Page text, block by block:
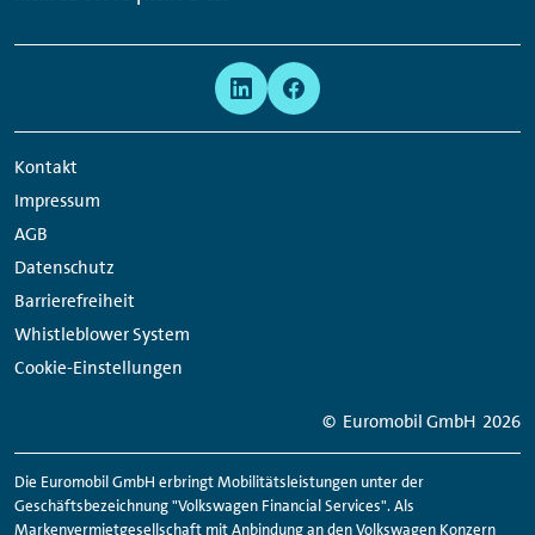
Kontakt
Impressum
AGB
Datenschutz
Barrierefreiheit
Whistleblower System
Cookie-Einstellungen
Network
Links
© Euromobil GmbH 2026
Die Euromobil GmbH erbringt Mobilitätsleistungen unter der
Geschäftsbezeichnung "Volkswagen Financial Services". Als
Markenvermietgesellschaft mit Anbindung an den Volkswagen Konzern